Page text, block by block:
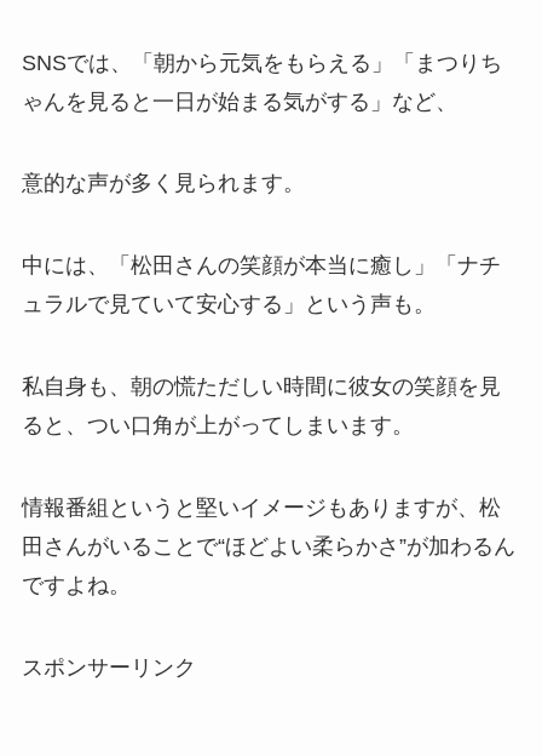
SNSでは、「朝から元気をもらえる」「まつりち
ゃんを見ると一日が始まる気がする」など、
意的な声が多く見られます。
中には、「松田さんの笑顔が本当に癒し」「ナチ
ュラルで見ていて安心する」という声も。
私自身も、朝の慌ただしい時間に彼女の笑顔を見
ると、つい口角が上がってしまいます。
情報番組というと堅いイメージもありますが、松
田さんがいることで“ほどよい柔らかさ”が加わるん
ですよね。
スポンサーリンク